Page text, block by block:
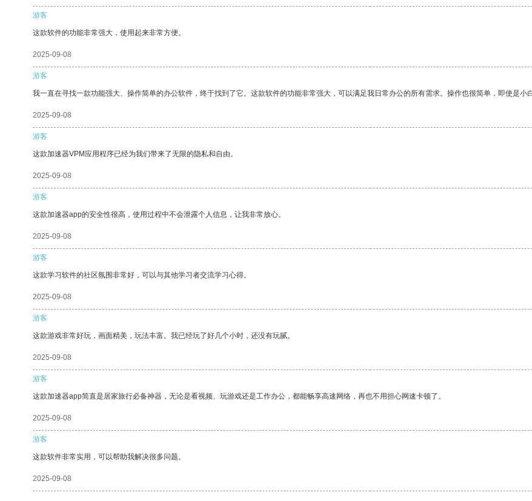
游客
这款软件的功能非常强大，使用起来非常方便。
2025-09-08
游客
我一直在寻找一款功能强大、操作简单的办公软件，终于找到了它。这款软件的功能非常强大，可以满足我日常办公的所有需求。操作也很简单，即使是小
2025-09-08
游客
这款加速器VPM应用程序已经为我们带来了无限的隐私和自由。
2025-09-08
游客
这款加速器app的安全性很高，使用过程中不会泄露个人信息，让我非常放心。
2025-09-08
游客
这款学习软件的社区氛围非常好，可以与其他学习者交流学习心得。
2025-09-08
游客
这款游戏非常好玩，画面精美，玩法丰富。我已经玩了好几个小时，还没有玩腻。
2025-09-08
游客
这款加速器app简直是居家旅行必备神器，无论是看视频、玩游戏还是工作办公，都能畅享高速网络，再也不用担心网速卡顿了。
2025-09-08
游客
这款软件非常实用，可以帮助我解决很多问题。
2025-09-08